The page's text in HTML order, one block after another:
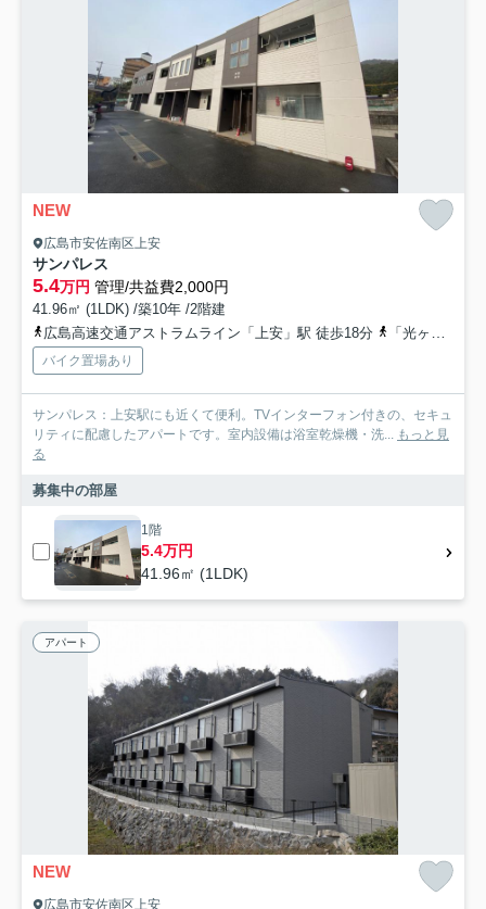
NEW
広島市安佐南区上安
サンパレス
5.4万円 管理/共益費2,000円
41.96㎡ (1LDK) /築10年 /2階建
広島高速交通アストラムライン「上安」駅 徒歩18分
「光ヶ丘団地」バス停下車 徒歩3分
バイク置場あり
サンパレス：上安駅にも近くて便利。TVインターフォン付きの、セキュ
リティに配慮したアパートです。室内設備は浴室乾燥機・洗... もっと見
る
募集中の部屋
1階
5.4万円
41.96㎡ (1LDK)
アパート
NEW
広島市安佐南区上安